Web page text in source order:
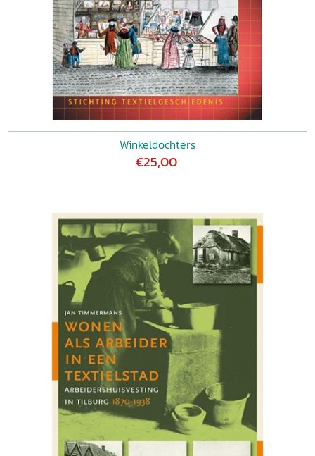
Winkeldochters
€25,00